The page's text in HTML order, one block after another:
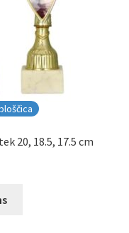
20, 18.5, 17.5 cm